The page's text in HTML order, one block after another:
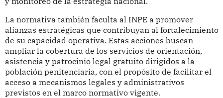
La normativa también faculta al INPE a promover
alianzas estratégicas que contribuyan al fortalecimiento
de su capacidad operativa. Estas acciones buscan
ampliar la cobertura de los servicios de orientación,
asistencia y patrocinio legal gratuito dirigidos a la
población penitenciaria, con el propósito de facilitar el
acceso a mecanismos legales y administrativos
previstos en el marco normativo vigente.